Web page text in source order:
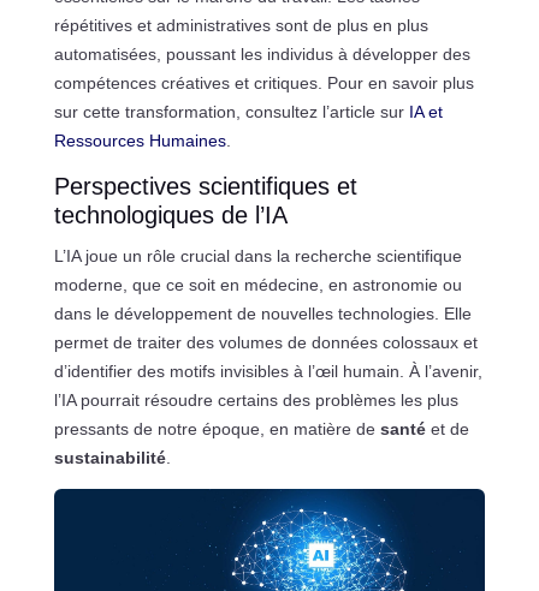
répétitives et administratives sont de plus en plus
automatisées, poussant les individus à développer des
compétences créatives et critiques. Pour en savoir plus
sur cette transformation, consultez l’article sur IA et
Ressources Humaines.
Perspectives scientifiques et
technologiques de l’IA
L’IA joue un rôle crucial dans la recherche scientifique
moderne, que ce soit en médecine, en astronomie ou
dans le développement de nouvelles technologies. Elle
permet de traiter des volumes de données colossaux et
d’identifier des motifs invisibles à l’œil humain. À l’avenir,
l’IA pourrait résoudre certains des problèmes les plus
pressants de notre époque, en matière de santéet de
sustainabilité.